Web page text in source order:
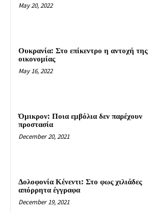
May 20, 2022
Ουκρανία: Στο επίκεντρο η αντοχή της
οικονομίας
May 16, 2022
Όμικρον: Ποια εμβόλια δεν παρέχουν
προστασία
December 20, 2021
Δολοφονία Κένεντι: Στο φως χιλιάδες
απόρρητα έγγραφα
December 19, 2021